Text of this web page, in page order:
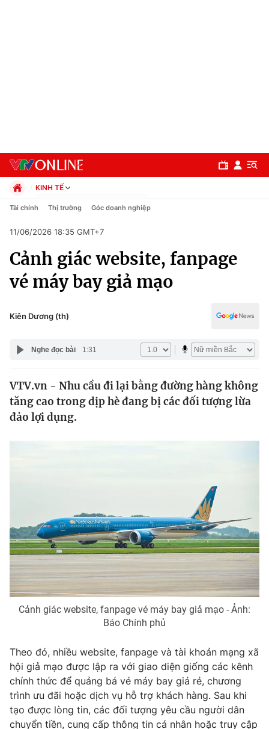
Chuyên mục
Chính trị
Pháp luật
Thế giới
Góc doanh nghiệp
Truyền hình
Phim VTV
Hậu trường
Nhân vật
Khán giả
Giải trí
Điện ảnh
Đời sống
Du lịch
Chất lượng cuộc sống
Tuyển sinh
Học trực tuyến
Công nghệ
Hitech Công nghệ tương lai
Sản phẩm
Giao lưu trực tuyến
KINH TẾ
Chính trị
Pháp luật
Kinh tế
Thể thao
Truyền hình
Y tế
Công nghệ
Tài chính Thị trường Góc doanh nghiệp
11/06/2026 18:35 GMT+7
Cảnh giác website, fanpage
vé máy bay giả mạo
Kiên Dương (th)
Nghe đọc bài 1:31
VTV.vn - Nhu cầu đi lại bằng đường hàng không
tăng cao trong dịp hè đang bị các đối tượng lừa
đảo lợi dụng.
Cảnh giác website, fanpage vé máy bay giả mạo - Ảnh:
Báo Chính phủ
Theo đó, nhiều website, fanpage và tài khoản mạng xã
hội giả mạo được lập ra với giao diện giống các kênh
chính thức để quảng bá vé máy bay giá rẻ, chương
trình ưu đãi hoặc dịch vụ hỗ trợ khách hàng. Sau khi
tạo được lòng tin, các đối tượng yêu cầu người dân
chuyển tiền, cung cấp thông tin cá nhân hoặc truy cập